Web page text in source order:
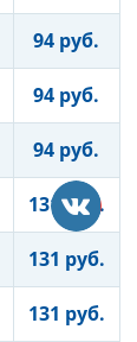
94 руб.
94 руб.
94 руб.
131 руб.
131 руб.
131 руб.